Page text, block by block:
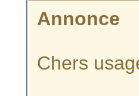
Annonce
Chers